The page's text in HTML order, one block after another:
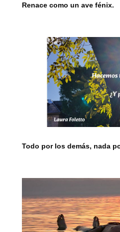
Renace como un ave fénix.
Todo por los demás, nada